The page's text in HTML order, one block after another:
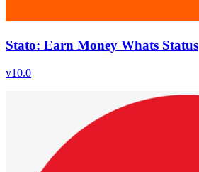
Stato: Earn Money Whats Status
v10.0